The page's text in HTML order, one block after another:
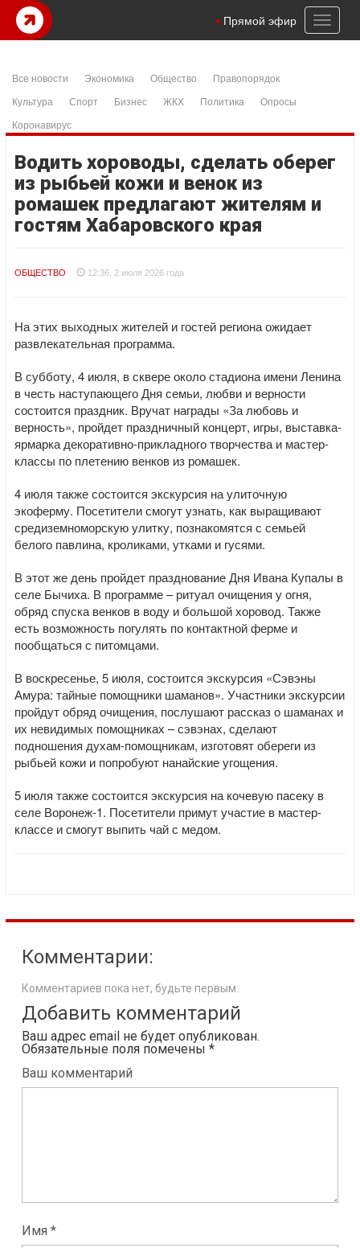
Toggle
Прямой эфир
Все новости Экономика Общество
Правопорядок
Культура
Спорт Бизнес ЖКХ Политика
Опросы
Коронавирус
Водить хороводы, сделать оберег
из рыбьей кожи и венок из
ромашек предлагают жителям и
гостям Хабаровского края
ОБЩЕСТВО 12:36, 2 июля 2026 года
На этих выходных жителей и гостей региона ожидает
развлекательная программа.
В субботу, 4 июля, в сквере около стадиона имени Ленина
в честь наступающего Дня семьи, любви и верности
состоится праздник. Вручат награды «За любовь и
верность», пройдет праздничный концерт, игры, выставка-
ярмарка декоративно-прикладного творчества и мастер-
классы по плетению венков из ромашек.
4 июля также состоится экскурсия на улиточную
экоферму. Посетители смогут узнать, как выращивают
средиземноморскую улитку, познакомятся с семьей
белого павлина, кроликами, утками и гусями.
В этот же день пройдет празднование Дня Ивана Купалы в
селе Бычиха. В программе – ритуал очищения у огня,
обряд спуска венков в воду и большой хоровод. Также
есть возможность погулять по контактной ферме и
пообщаться с питомцами.
В воскресенье, 5 июля, состоится экскурсия «Сэвэны
Амура: тайные помощники шаманов». Участники экскурсии
пройдут обряд очищения, послушают рассказ о шаманах и
их невидимых помощниках – сэвэнах, сделают
подношения духам-помощникам, изготовят обереги из
рыбьей кожи и попробуют нанайские угощения.
5 июля также состоится экскурсия на кочевую пасеку в
селе Воронеж-1. Посетители примут участие в мастер-
классе и смогут выпить чай с медом.
Комментарии:
Комментариев пока нет, будьте первым.
Добавить комментарий
Ваш адрес email не будет опубликован.
Обязательные поля помечены *
Ваш комментарий
Имя *